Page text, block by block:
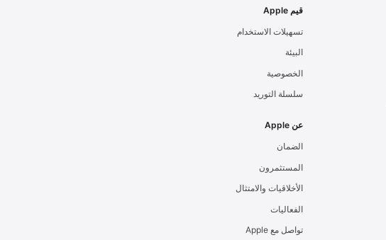
قيم Apple
تسهيلات الاستخدام
البيئة
الخصوصية
سلسلة التوريد
عن Apple
الضمان
المستثمرون
الأخلاقيات والامتثال
الفعاليات
تواصل مع Apple